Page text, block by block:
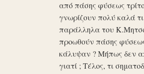
από πάσης φύσεως
γνωρίζουν πολύ καλά
παράλληλα του
προωθούν πάσης
κάλυψαν ? Μήπως δεν
γιατί ; Τέλος, τι